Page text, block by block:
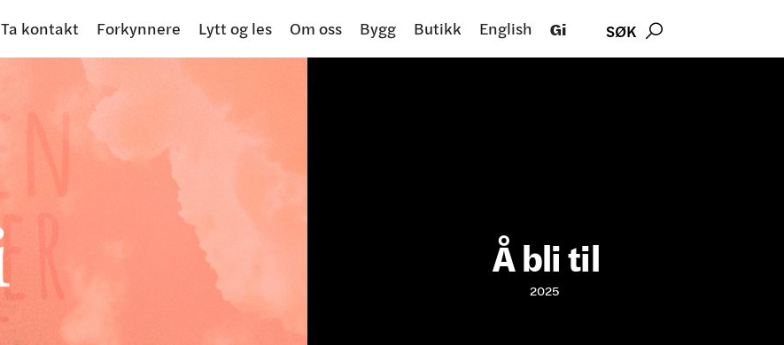
Ta kontakt Forkynnere Lytt og les Om oss Bygg Butikk English Gi SØK 
Å bli til
2025